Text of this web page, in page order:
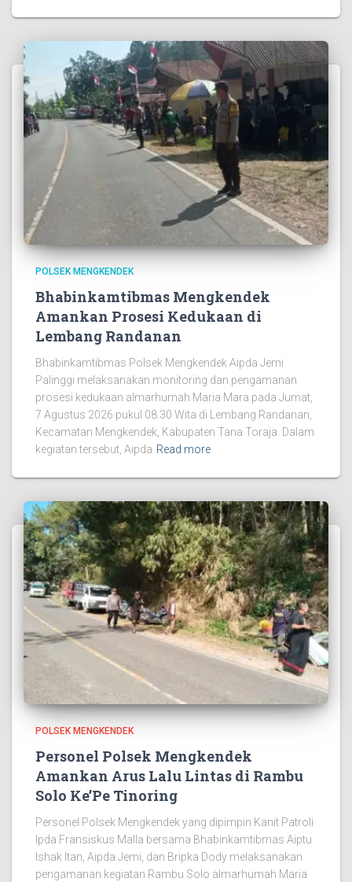
POLSEK MENGKENDEK
Bhabinkamtibmas Mengkendek
Amankan Prosesi Kedukaan di
Lembang Randanan
Bhabinkamtibmas Polsek Mengkendek Aipda Jemi
Palinggi melaksanakan monitoring dan pengamanan
prosesi kedukaan almarhumah Maria Mara pada Jumat,
7 Agustus 2026 pukul 08.30 Wita di Lembang Randanan,
Kecamatan Mengkendek, Kabupaten Tana Toraja. Dalam
kegiatan tersebut, Aipda Read more
POLSEK MENGKENDEK
Personel Polsek Mengkendek
Amankan Arus Lalu Lintas di Rambu
Solo Ke’Pe Tinoring
Personel Polsek Mengkendek yang dipimpin Kanit Patroli
Ipda Fransiskus Malla bersama Bhabinkamtibmas Aiptu
Ishak Itan, Aipda Jemi, dan Bripka Dody melaksanakan
pengamanan kegiatan Rambu Solo almarhumah Maria